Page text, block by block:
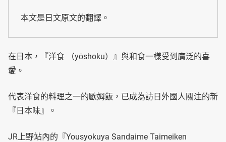
本文是日文原文的翻譯。
在日本，『洋食 （yōshoku）』與和食一樣受到廣泛的喜
愛。
代表洋食的料理之一的歐姆飯，已成為訪日外國人關注的新
『日本味』。
JR上野站內的『Yousyokuya Sandaime Taimeiken